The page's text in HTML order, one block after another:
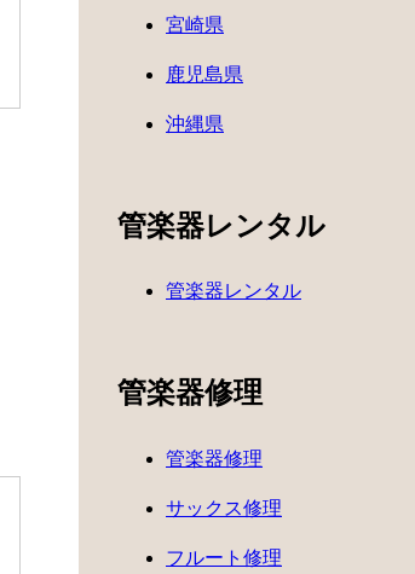
宮崎県
鹿児島県
沖縄県
管楽器レンタル
管楽器レンタル
管楽器修理
管楽器修理
サックス修理
フルート修理